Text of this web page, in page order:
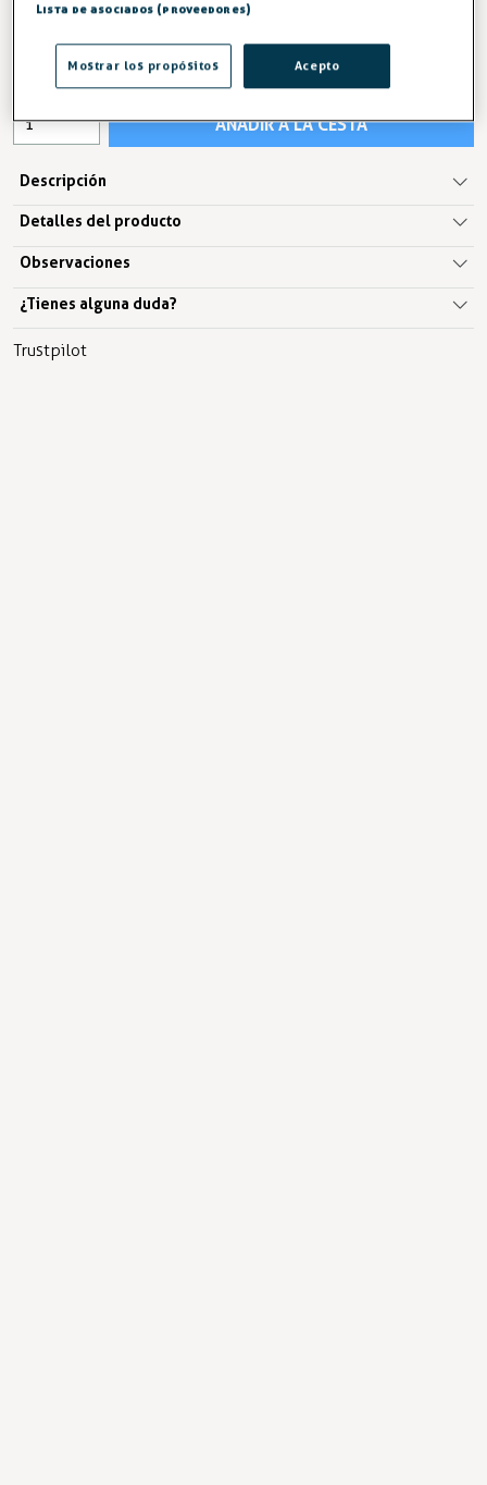
94,66 €
IVA excl. 78,23€
AÑADIR A LA CESTA
Descripción
Detalles del producto
Observaciones
¿Tienes alguna duda?
Trustpilot
Lista de asociados (proveedores)
Acepto
Mostrar los propósitos